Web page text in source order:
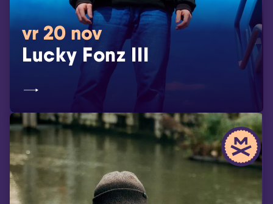
vr 20 nov
Lucky Fonz III